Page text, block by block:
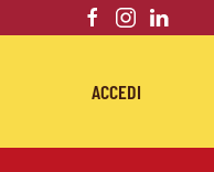
ACCEDI